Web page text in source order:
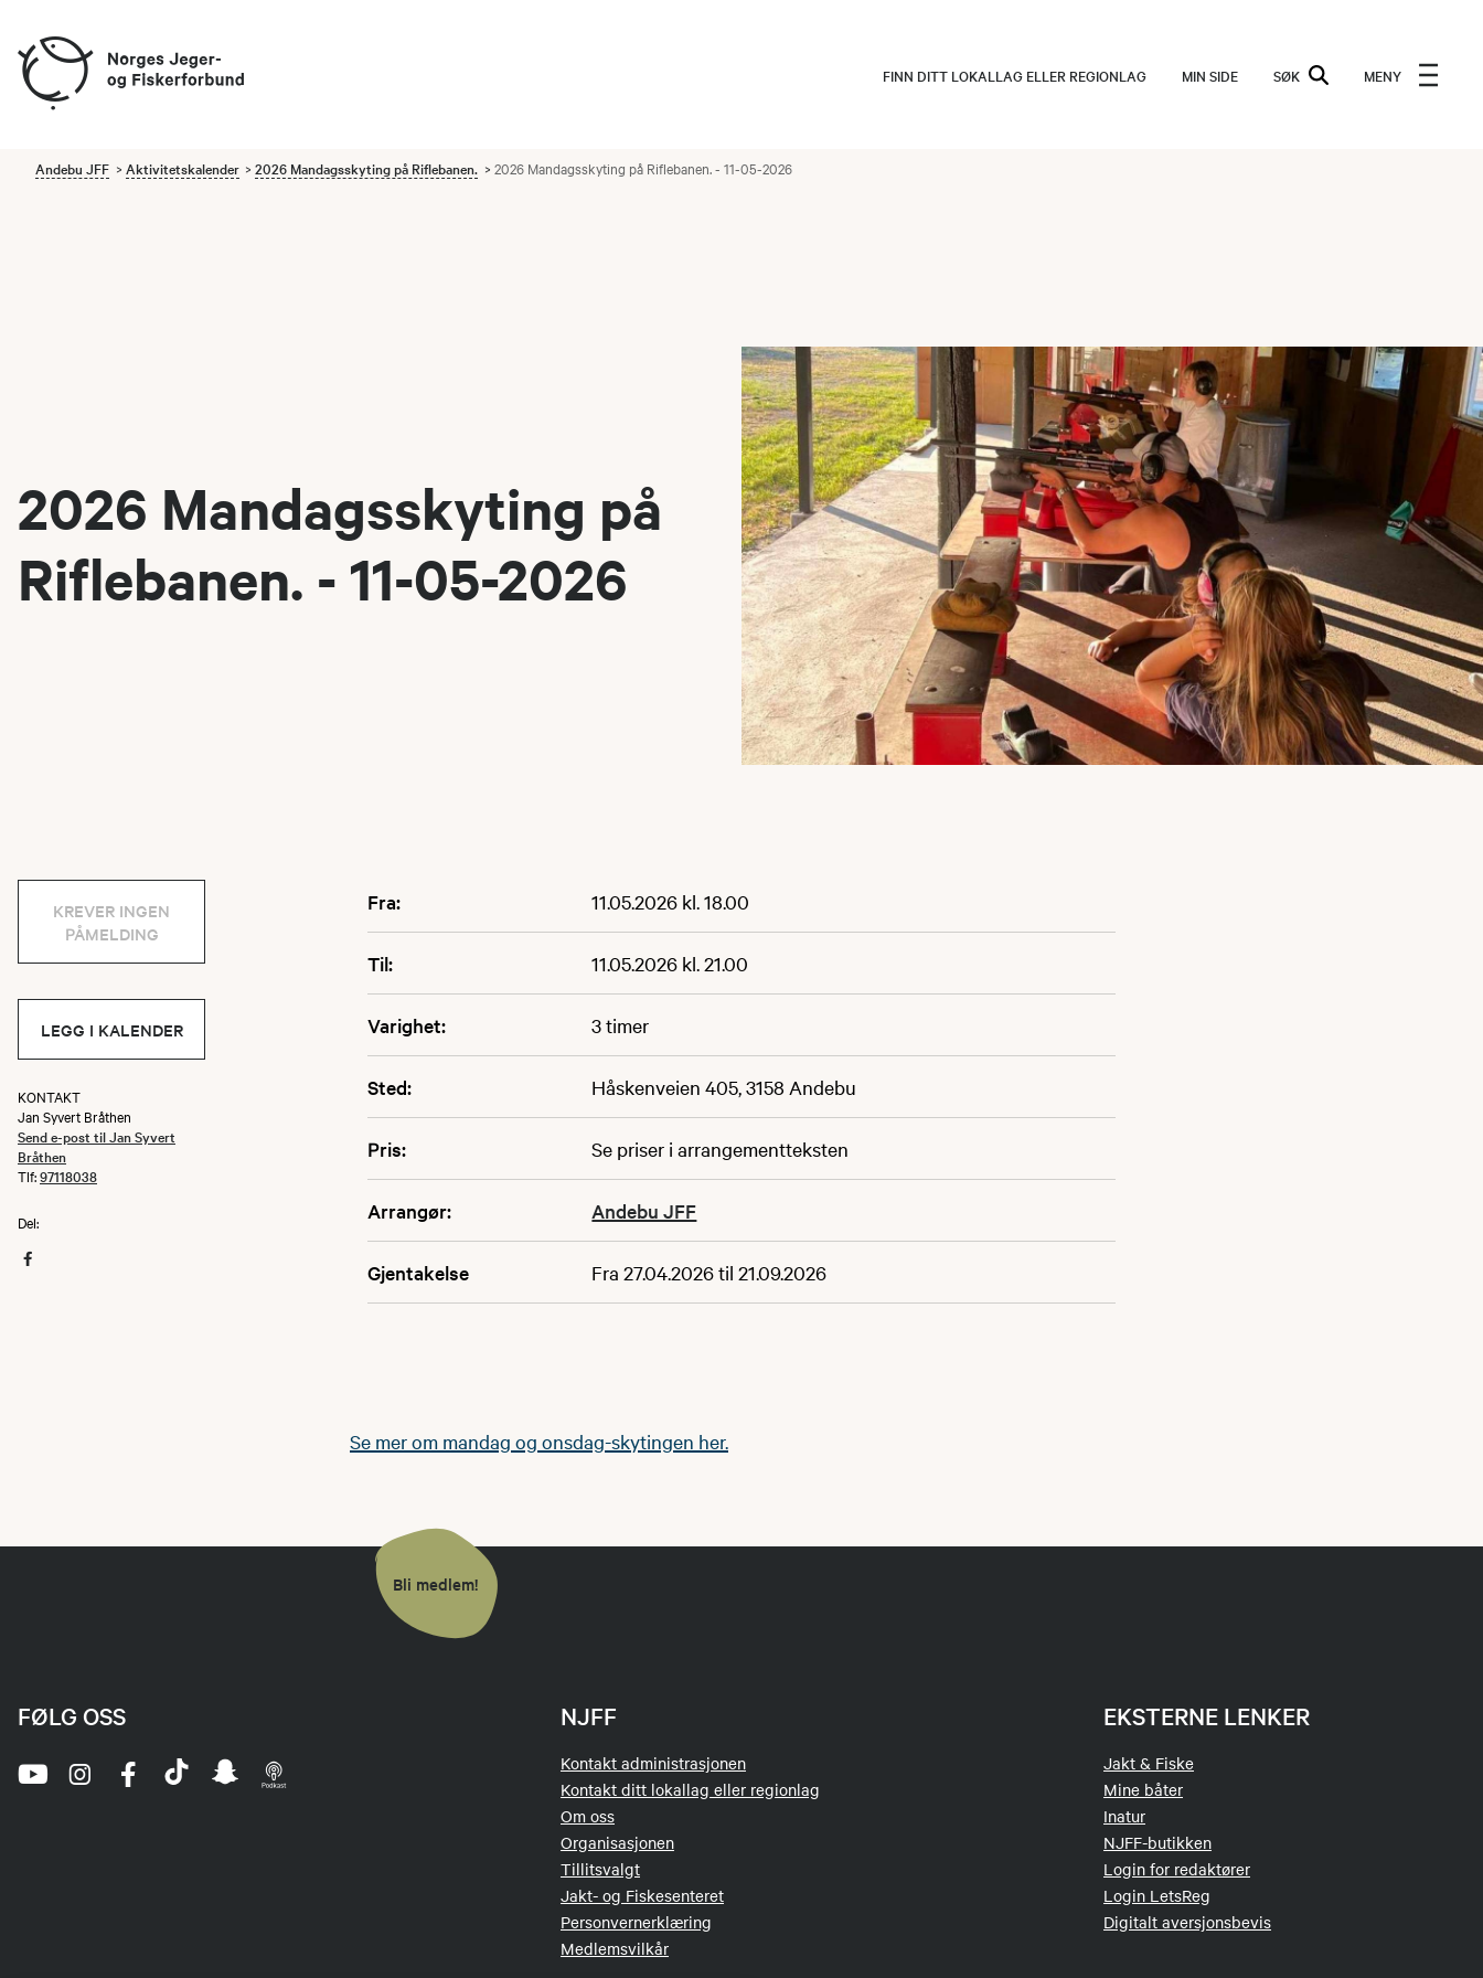
FINN DITT LOKALLAG ELLER REGIONLAG MIN SIDE SØK MENY
Andebu JFF Aktivitetskalender 2026 Mandagsskyting på Riflebanen. 2026 Mandagsskyting på Riflebanen. - 11-05-2026
2026 Mandagsskyting på
Riflebanen. - 11-05-2026
Fra: 11.05.2026 kl. 18.00
Til: 11.05.2026 kl. 21.00
Varighet: 3 timer
Sted: Håskenveien 405, 3158 Andebu
Pris: Se priser i arrangementteksten
Arrangør: Andebu JFF
Gjentakelse Fra 27.04.2026 til 21.09.2026
KREVER INGEN
PÅMELDING
LEGG I KALENDER
KONTAKT
Jan Syvert Bråthen
Send e-post til Jan Syvert
Bråthen
Tlf:97118038
Del:
Se mer om mandag og onsdag-skytingen her.
Bli medlem!
NJFF
Kontakt administrasjonen
Kontakt ditt lokallag eller regionlag
Om oss
Organisasjonen
Tillitsvalgt
Jakt- og Fiskesenteret
Personvernerklæring
Medlemsvilkår
EKSTERNE LENKER
Jakt & Fiske
Mine båter
Inatur
NJFF-butikken
Login for redaktører
Login LetsReg
Digitalt aversjonsbevis
FØLG OSS